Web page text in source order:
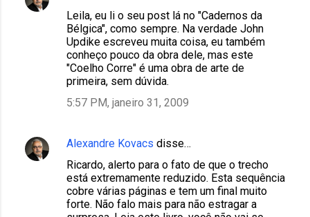
Leila, eu li o seu post lá no "Cadernos da
Bélgica", como sempre. Na verdade John
Updike escreveu muita coisa, eu também
conheço pouco da obra dele, mas este
"Coelho Corre" é uma obra de arte de
primeira, sem dúvida.
5:57 PM, janeiro 31, 2009
Alexandre Kovacs disse…
Ricardo, alerto para o fato de que o trecho
está extremamente reduzido. Esta sequência
cobre várias páginas e tem um final muito
forte. Não falo mais para não estragar a